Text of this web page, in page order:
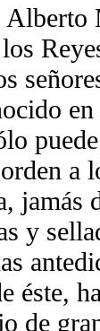
a
jamás
y
éste,
de